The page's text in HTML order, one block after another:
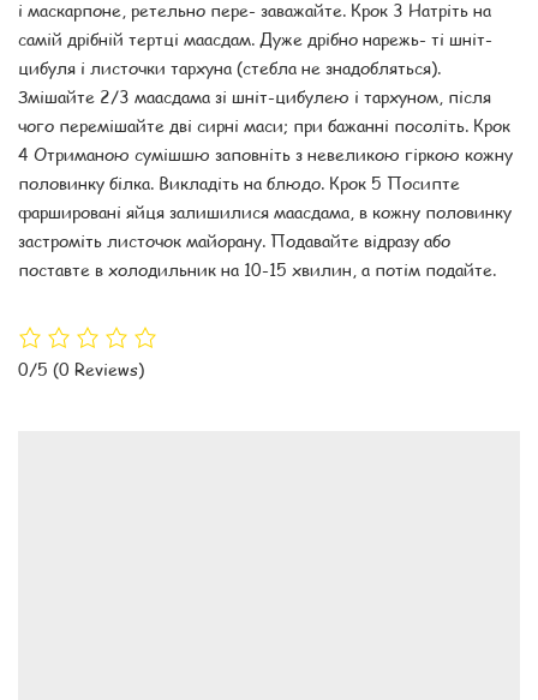
і маскарпоне, ретельно пере- заважайте. Крок 3 Натріть на
самій дрібній тертці маасдам. Дуже дрібно нарежь- ті шніт-
цибуля і листочки тархуна (стебла не знадобляться).
Змішайте 2/3 маасдама зі шніт-цибулею і тархуном, після
чого перемішайте дві сирні маси; при бажанні посоліть. Крок
4 Отриманою сумішшю заповніть з невеликою гіркою кожну
половинку білка. Викладіть на блюдо. Крок 5 Посипте
фаршировані яйця залишилися маасдама, в кожну половинку
застроміть листочок майорану. Подавайте відразу або
поставте в холодильник на 10-15 хвилин, а потім подайте.
0/5 (0 Reviews)